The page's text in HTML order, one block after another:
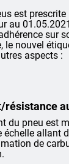
est
au
sur
le nouvel
aspects :
résistance
du pneu est
allant
de